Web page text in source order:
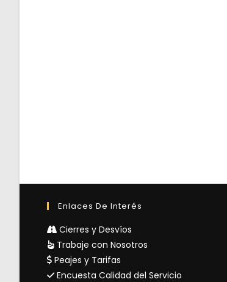
Enlaces De Interés
Cierres y Desvíos
Trabaje con Nosotros
Peajes y Tarifas
Encuesta Calidad del Servicio